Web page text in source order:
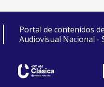
Portal de contenidos
Audiovisual Nacional -